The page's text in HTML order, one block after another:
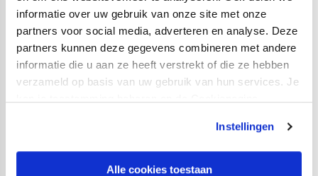
informatie over uw gebruik van onze site met onze
partners voor social media, adverteren en analyse. Deze
partners kunnen deze gegevens combineren met andere
informatie die u aan ze heeft verstrekt of die ze hebben
verzameld op basis van uw gebruik van hun services. Je
Instellingen
Alle cookies toestaan
“Belangrijker is het voor het team”, vervolgt hij. “Celtic-uit
is een bijzondere wedstrijd. Mooi stadion, bijzondere
atmosfeer. De jonge jongens moeten ervan genieten en
het geeft de kans om het goede spel van FC Utrecht
door te zetten. We zitten in een moeilijke fase waar we
graag samen uit willen komen. Daarom is deze wedstrijd